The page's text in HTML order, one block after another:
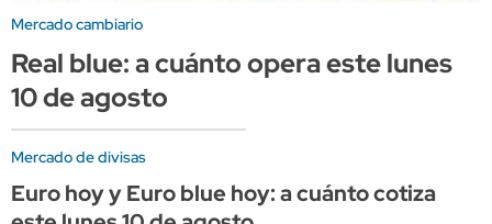
Mercado cambiario
Real blue: a cuánto opera este lunes
10 de agosto
Mercado de divisas
Euro hoy y Euro blue hoy: a cuánto cotiza